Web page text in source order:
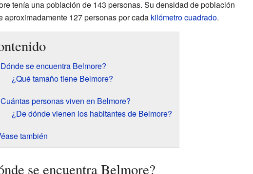
tenía una población de 143 personas. Su densidad de población
aproximadamente 127 personas por cada kilómetro cuadrado.
se encuentra Belmore?
¿Qué tamaño tiene Belmore?
personas viven en Belmore?
¿De dónde vienen los habitantes de Belmore?
también
se encuentra Belmore?